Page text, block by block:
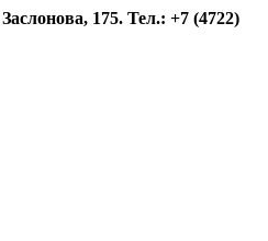
175. Тел.: +7 (4722)